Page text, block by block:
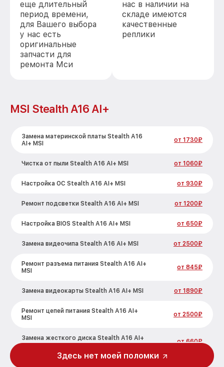
еще длительный
период времени,
для Вашего выбора
у нас есть
оригинальные
запчасти для
ремонта Мси
нас в наличии на
складе имеются
качественные
реплики
MSI Stealth A16 AI+
Замена материнской платы Stealth A16
AI+ MSI
от 1730₽
Чистка от пыли Stealth A16 AI+ MSI от 1060₽
Настройка ОС Stealth A16 AI+ MSI от 930₽
Ремонт подсветки Stealth A16 AI+ MSI от 1200₽
Настройка BIOS Stealth A16 AI+ MSI от 650₽
Замена видеочипа Stealth A16 AI+ MSI от 2500₽
Ремонт разъема питания Stealth A16 AI+
MSI
от 845₽
Замена видеокарты Stealth A16 AI+ MSI от 1890₽
Ремонт цепей питания Stealth A16 AI+
MSI
от 2500₽
Замена жесткого диска Stealth A16 AI+
MSI
от 660₽
Здесь нет моей поломки